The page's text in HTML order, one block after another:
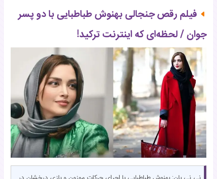
فیلم رقص جنجالی بهنوش طباطبایی با دو پسر
جوان / لحظه‌ای که اینترنت ترکید!